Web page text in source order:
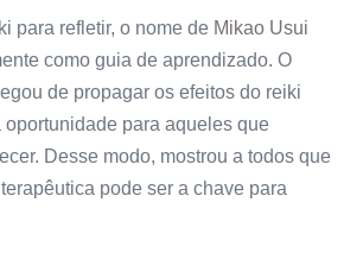
para refletir, o nome de Mikao Usui
como guia de aprendizado. O
de propagar os efeitos do reiki
oportunidade para aqueles que
Desse modo, mostrou a todos que
pode ser a chave para